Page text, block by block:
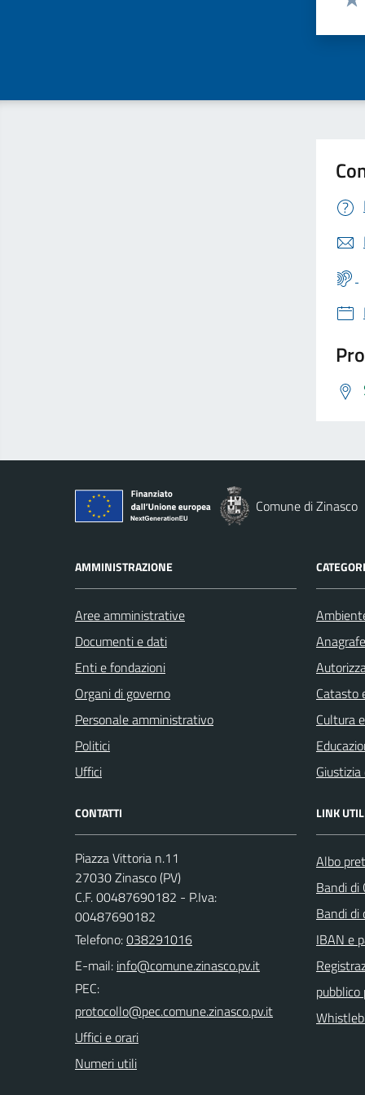
Comune di Zinasco
AMMINISTRAZIONE
Aree amministrative
Documenti e dati
Enti e fondazioni
Organi di governo
Personale amministrativo
Politici
Uffici
Catasto
Cultura
CONTATTI
Piazza Vittoria n.11
27030 Zinasco (PV)
C.F. 00487690182 - P.Iva:
00487690182
Telefono:038291016
E-mail:
PEC:
Uffici e orari
Numeri utili
LINK
Albo
Bandi di
Bandi di
IBAN e